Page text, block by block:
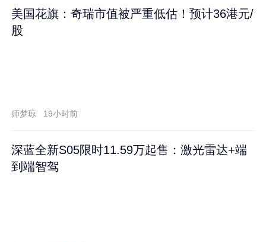
美国花旗：奇瑞市值被严重低估！预计36港元/
股
师梦琼 19小时前
深蓝全新S05限时11.59万起售：激光雷达+端
到端智驾